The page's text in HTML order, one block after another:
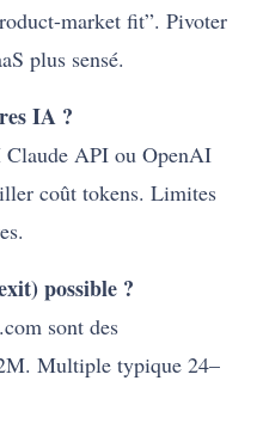
market fit”. Pivoter
plus sensé.
IA ?
API ou OpenAI
coût tokens. Limites
possible ?
sont des
Multiple typique 24–